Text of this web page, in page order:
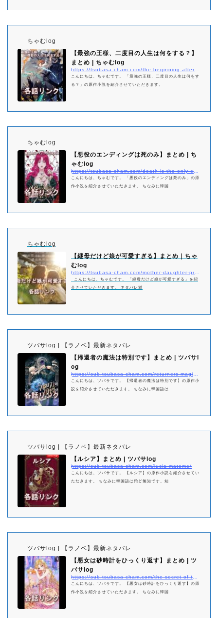
ちゃむlog
【最強の王様、二度目の人生は何をする？】
まとめ | ちゃむlog
こんにちは、ちゃむです。 「最強の王様、二度目の人生は何をす
る？」の原作小説を紹介させていただきます。
ちゃむlog
【悪役のエンディングは死のみ】まとめ | ち
ゃむlog
こんにちは、ちゃむです。 「悪役のエンディングは死のみ」の原
作小説を紹介させていただきます。 ちなみに韓国
ちゃむlog
【継母だけど娘が可愛すぎる】まとめ｜ちゃ
むlog
こんにちは、ちゃむです。 「継母だけど娘が可愛すぎる」を紹
介させていただきます。 ネタバレ満
ツバサlog | 【ラノベ】最新ネタバレ
【帰還者の魔法は特別です】まとめ | ツバサl
og
こんにちは、ツバサです。 【帰還者の魔法は特別です】の原作小
説を紹介させていただきます。 ちなみに韓国語は
ツバサlog | 【ラノベ】最新ネタバレ
【ルシア】まとめ | ツバサlog
https://sub.tsubasa-cham.com/lucia-matome/
こんにちは、ツバサです。 【ルシア】の原作小説を紹介させてい
ただきます。 ちなみに韓国語は殆ど無知です。知
ツバサlog | 【ラノベ】最新ネタバレ
【悪女は砂時計をひっくり返す】まとめ | ツ
バサlog
こんにちは、ツバサです。 【悪女は砂時計をひっくり返す】の原
作小説を紹介させていただきます。 ちなみに韓国